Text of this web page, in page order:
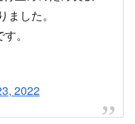
ら渋滞
道上り